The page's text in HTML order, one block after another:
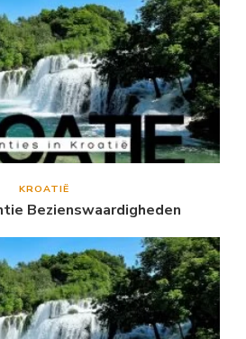
KROATIË
Bezienswaardigheden